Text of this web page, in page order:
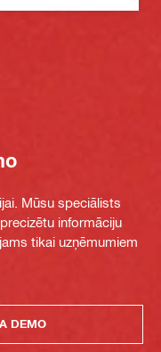
Mūsu speciālists
informāciju
tikai uzņēmumiem
DEMO